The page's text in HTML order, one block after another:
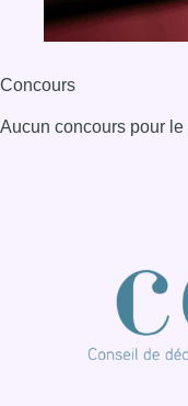
Concours
Aucun concours pour le